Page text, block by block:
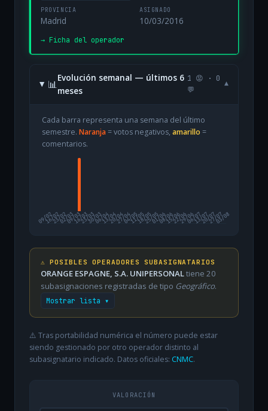
PROVINCIA
Madrid
ASIGNADO
10/03/2016
→ Ficha del operador
📊
Evolución semanal — últimos 6
meses
1 😡 · 0
💬
▾
Cada barra representa una semana del último
semestre. Naranja= votos negativos, amarillo =
comentarios.
09/02
16/0223/0202/0309/0316/0323/0330/0306/0413/0420/0427/0404/0511/0518/0525/0501/0608/0615/0622/0629/0606/0713/0720/0727/07
03/08
⚠️ POSIBLES OPERADORES SUBASIGNATARIOS
ORANGE ESPAGNE, S.A. UNIPERSONALtiene 20
subasignaciones registradas de tipo Geográfico.
Mostrar lista ▾
⚠️ Tras portabilidad numérica el número puede estar
siendo gestionado por otro operador distinto al
subasignatario indicado. Datos oficiales: CNMC.
VALORACIÓN